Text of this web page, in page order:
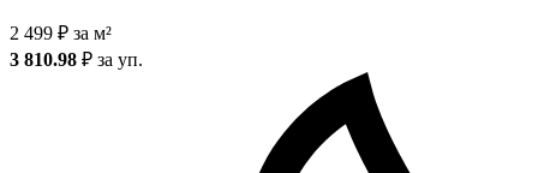
2 499 ₽ за м²
3 810.98 ₽ за уп.